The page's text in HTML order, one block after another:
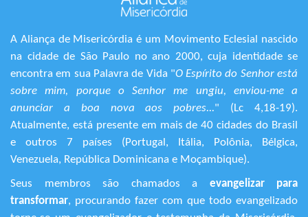
A Aliança de Misericórdia é um Movimento Eclesial nascido
na cidade de São Paulo no ano 2000, cuja identidade se
encontra em sua Palavra de Vida "O Espírito do Senhor está
sobre mim, porque o Senhor me ungiu, enviou-me a
anunciar a boa nova aos pobres..." (Lc 4,18-19).
Atualmente, está presente em mais de 40 cidades do Brasil
e outros 7 países (Portugal, Itália, Polônia, Bélgica,
Venezuela, República Dominicana e Moçambique).
Seus membros são chamados a evangelizar para
transformar, procurando fazer com que todo evangelizado